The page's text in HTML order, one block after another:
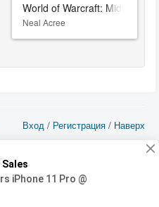
World of Warcraft: Midnight
Neal Acree
Вход / Регистрация / Наверх
праве и смежных правах». Вы
в том в случае, если
целями - для прочих целей